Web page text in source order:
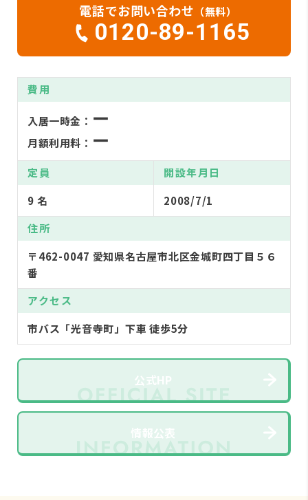
電話でお問い合わせ （無料）
0120-89-1165
費用
入居一時金： ー
月額利用料： ー
定員
9 名
開設年月日
2008/7/1
住所
〒462-0047 愛知県名古屋市北区金城町四丁目５６
番
アクセス
市バス「光音寺町」下車 徒歩5分
公式HP
情報公表